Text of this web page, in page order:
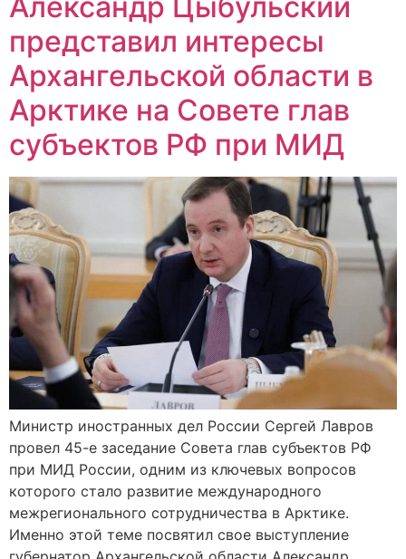
представил интересы
Архангельской области в
Арктике на Совете глав
субъектов РФ при МИД
Министр иностранных дел России Сергей Лавров
провел 45-е заседание Совета глав субъектов РФ
при МИД России, одним из ключевых вопросов
которого стало развитие международного
межрегионального сотрудничества в Арктике.
Именно этой теме посвятил свое выступление